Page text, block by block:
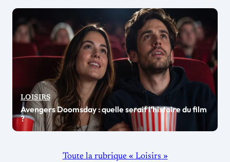
LOISIRS
Avengers Doomsday : quelle serait l’histoire du film
?
Toute la rubrique « Loisirs »